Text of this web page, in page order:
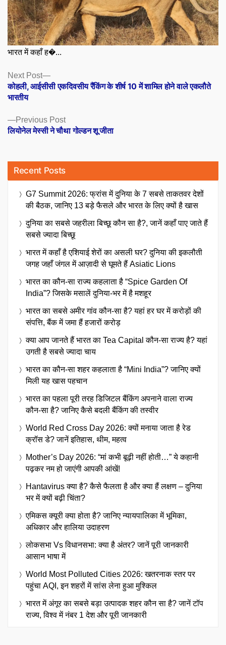
भारत में कहाँ ह�...
Posts
navigation
Previous PostPrevious
post:
लियोनेल मेस्सी ने चौथा गोल्डन शू जीता
Next Post
Next
post:
कोहली, आईसीसी एकदिवसीय रैंकिंग के शीर्ष 10 में शामिल होने वाले एकलौते
भारतीय
Recent Posts
G7 Summit 2026: फ्रांस में दुनिया के 7 सबसे ताकतवर देशों
की बैठक, जानिए 13 बड़े फैसले और भारत के लिए क्यों है खास
दुनिया का सबसे जहरीला बिच्छू कौन सा है?, जानें कहाँ पाए जाते हैं
सबसे ज्यादा बिच्छू
भारत में कहाँ है एशियाई शेरों का असली घर? दुनिया की इकलौती
जगह जहाँ जंगल में आज़ादी से घूमते हैं Asiatic Lions
भारत का कौन-सा राज्य कहलाता है “Spice Garden Of
India”? जिसके मसालें दुनिया-भर में है मशहूर
भारत का सबसे अमीर गांव कौन-सा है? यहां हर घर में करोड़ों की
संपत्ति, बैंक में जमा हैं हजारों करोड़
क्या आप जानते हैं भारत का Tea Capital कौन-सा राज्य है? यहां
उगती है सबसे ज्यादा चाय
भारत का कौन-सा शहर कहलाता है “Mini India”? जानिए क्यों
मिली यह खास पहचान
भारत का पहला पूरी तरह डिजिटल बैंकिंग अपनाने वाला राज्य
कौन-सा है? जानिए कैसे बदली बैंकिंग की तस्वीर
World Red Cross Day 2026: क्यों मनाया जाता है रेड
क्रॉस डे? जानें इतिहास, थीम, महत्व
Mother’s Day 2026: “मां कभी बूढ़ी नहीं होती…” ये कहानी
पढ़कर नम हो जाएंगी आपकी आंखें!
Hantavirus क्या है? कैसे फैलता है और क्या हैं लक्षण – दुनिया
भर में क्यों बढ़ी चिंता?
एमिकस क्यूरी क्या होता है? जानिए न्यायपालिका में भूमिका,
अधिकार और हालिया उदाहरण
लोकसभा Vs विधानसभा: क्या है अंतर? जानें पूरी जानकारी
आसान भाषा में
World Most Polluted Cities 2026: खतरनाक स्तर पर
पहुंचा AQI, इन शहरों में सांस लेना हुआ मुश्किल
भारत में अंगूर का सबसे बड़ा उत्पादक शहर कौन सा है? जानें टॉप
राज्य, विश्व में नंबर 1 देश और पूरी जानकारी